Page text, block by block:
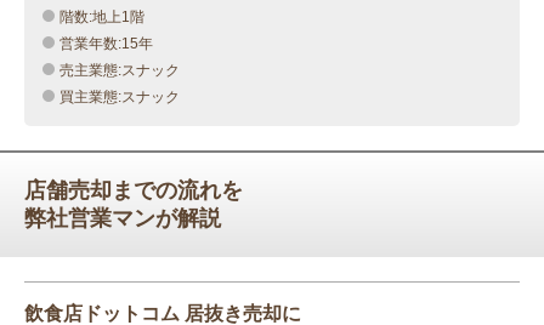
階数:地上1階
営業年数:15年
売主業態:スナック
買主業態:スナック
店舗売却までの流れを
弊社営業マンが解説
飲食店ドットコム 居抜き売却に